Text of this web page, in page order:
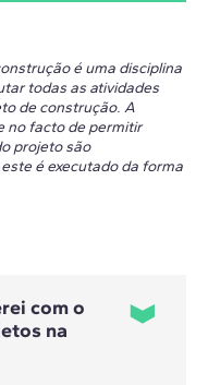
é uma disciplina
todas as atividades
de construção. A
no facto de permitir
projeto são
é executado da forma
com o
na